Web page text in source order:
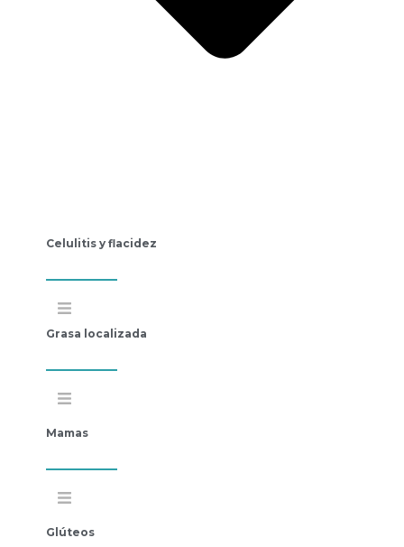
Celulitis y flacidez
Grasa localizada
Mamas
Glúteos